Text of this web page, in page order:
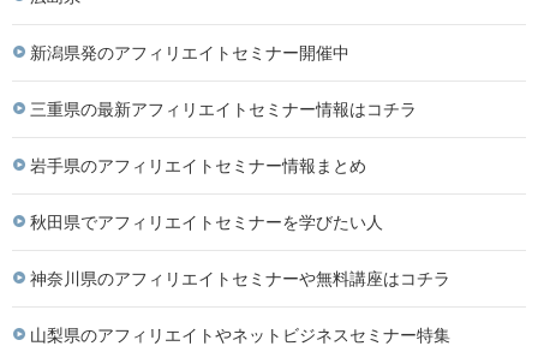
新潟県発のアフィリエイトセミナー開催中
三重県の最新アフィリエイトセミナー情報はコチラ
岩手県のアフィリエイトセミナー情報まとめ
秋田県でアフィリエイトセミナーを学びたい人
神奈川県のアフィリエイトセミナーや無料講座はコチラ
山梨県のアフィリエイトやネットビジネスセミナー特集